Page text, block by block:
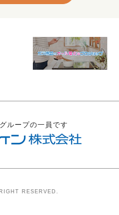
ループの一員です
RESERVED.